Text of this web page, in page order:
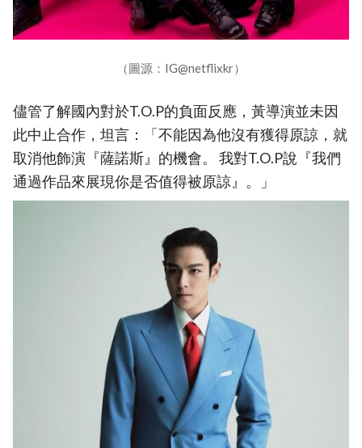
（圖源：IG@netflixkr）
儘管了解國內對於T.O.P的負面反應，黃導演並未因
此中止合作，坦言：「不能因為他沒有獲得原諒，就
取消他飾演『薩諾斯』的機會。 我對T.O.P說『我們
通過作品來展現你是否值得被原諒』。」